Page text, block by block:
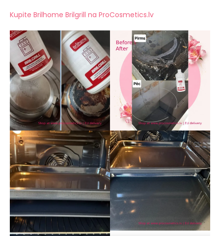
Kupite Brilhome Brilgrill na ProCosmetics.lv